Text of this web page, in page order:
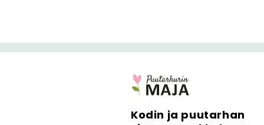
Kodin ja puutarhan